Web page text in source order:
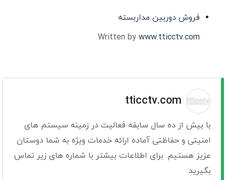
فروش دوربین مداربسته
Written by www.tticctv.com
tticctv.com
با بیش از ده سال سابقه فعالیت در زمینه سیستم های
امنیتی و حفاظتی آماده ارائه خدمات ویژه به شما دوستان
عزیز هستیم. برای اطلاعات بیشتر با شماره های زیر تماس
بگیرید: